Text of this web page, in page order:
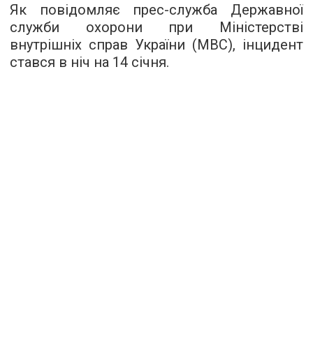
Як повідомляє прес-служба Державної
служби охорони при Міністерстві
внутрішніх справ України (МВС), інцидент
стався в ніч на 14 січня.